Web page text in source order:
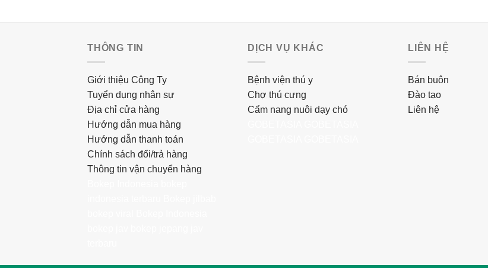
THÔNG TIN
Giới thiệu Công Ty
Tuyển dụng nhân sự
Địa chỉ cửa hàng
Hướng dẫn mua hàng
Hướng dẫn thanh toán
Chính sách đổi/trả hàng
Thông tin vận chuyển hàng
DỊCH VỤ KHÁC
Bệnh viện thú y
Chợ thú cưng
Cẩm nang nuôi dạy chó
LIÊN HỆ
Bán buôn
Đào tạo
Liên hệ